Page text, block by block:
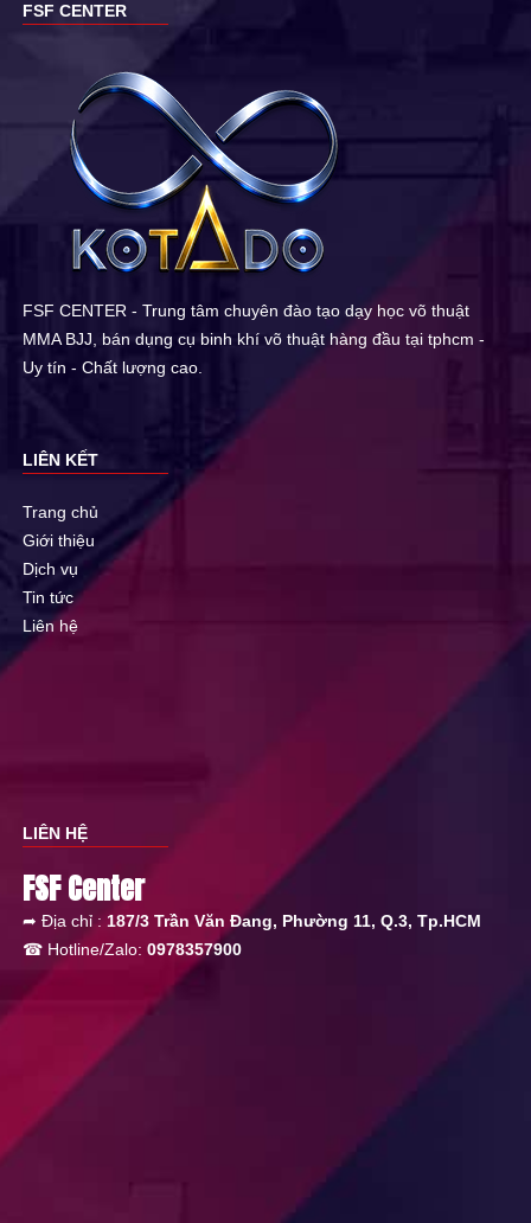
FSF CENTER
FSF CENTER - Trung tâm chuyên đào tạo dạy học võ thuật
MMA BJJ, bán dụng cụ binh khí võ thuật hàng đầu tại tphcm -
Uy tín - Chất lượng cao.
LIÊN KẾT
Trang chủ
Giới thiệu
Dịch vụ
Tin tức
Liên hệ
LIÊN HỆ
FSF Center
➦ Địa chỉ : 187/3 Trần Văn Đang, Phường 11, Q.3, Tp.HCM
☎ Hotline/Zalo: 0978357900